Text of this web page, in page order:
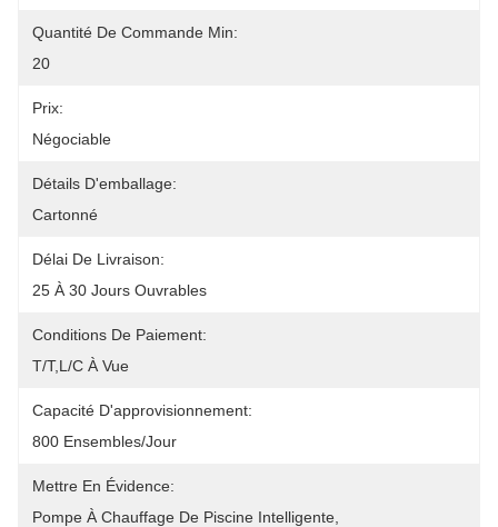
Quantité De Commande Min:
20
Prix:
Négociable
Détails D'emballage:
Cartonné
Délai De Livraison:
25 À 30 Jours Ouvrables
Conditions De Paiement:
T/T,L/C À Vue
Capacité D'approvisionnement:
800 Ensembles/jour
Mettre En Évidence:
Pompe À Chauffage De Piscine Intelligente